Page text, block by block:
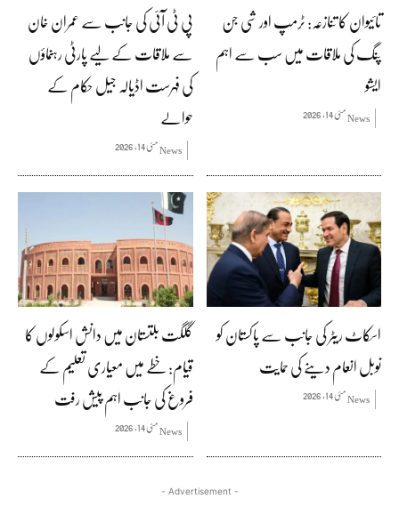
تائیوان کا تنازعہ: ٹرمپ اور شی جن
پنگ کی ملاقات میں سب سے اہم
ایشو
Newsمئی 14, 2026
پی ٹی آئی کی جانب سے عمران خان
سے ملاقات کے لیے پارٹی رہنماؤں
کی فہرست اڈیالہ جیل حکام کے
حوالے
Newsمئی 14, 2026
اسکاٹ ریٹر کی جانب سے پاکستان کو
نوبل انعام دینے کی حمایت
Newsمئی 14, 2026
گلگت بلتستان میں دانش اسکولوں کا
قیام: خطے میں معیاری تعلیم کے
فروغ کی جانب اہم پیش رفت
Newsمئی 14, 2026
- Advertisement -